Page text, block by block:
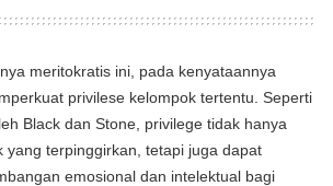
meritokratis ini, pada kenyataannya
privilese kelompok tertentu. Seperti
Black dan Stone, privilege tidak hanya
yang terpinggirkan, tetapi juga dapat
emosional dan intelektual bagi